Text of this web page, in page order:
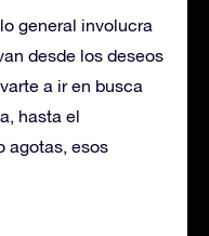
general involucra
desde los deseos
a ir en busca
hasta el
agotas, esos